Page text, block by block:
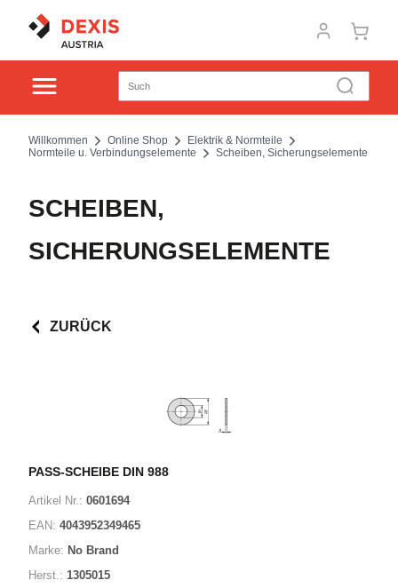
Willkommen Online Shop
Elektrik & Normteile
Normteile u. Verbindungselemente
Scheiben, Sicherungselemente
SCHEIBEN,
SICHERUNGSELEMENTE
ZURÜCK
PASS-SCHEIBE DIN 988
Artikel Nr.: 0601694
EAN: 4043952349465
Marke: No Brand
Herst.: 1305015